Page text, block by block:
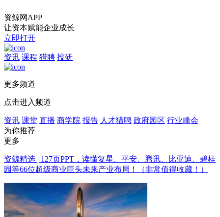
资鲸网APP
让资本赋能企业成长
立即打开
资讯 课程 猎聘 投研
更多频道
点击进入频道
资讯 课堂 直播 商学院 报告 人才猎聘 政府园区 行业峰会
为你推荐
更多
资鲸精选 | 127页PPT，读懂复星、平安、腾讯、比亚迪、碧桂
园等66位超级商业巨头未来产业布局！（非常值得收藏！）